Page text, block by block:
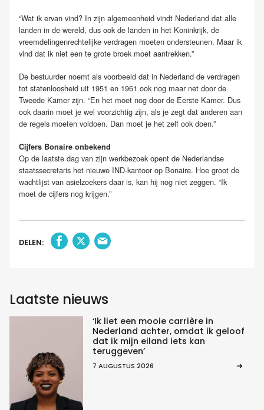
“Wat ik ervan vind? In zijn algemeenheid vindt Nederland dat alle
landen in de wereld, dus ook de landen in het Koninkrijk, de
vreemdelingenrechtelijke verdragen moeten ondersteunen. Maar ik
vind dat ik niet een te grote broek moet aantrekken.”
De bestuurder noemt als voorbeeld dat in Nederland de verdragen
tot statenloosheid uit 1951 en 1961 ook nog maar net door de
Tweede Kamer zijn. “En het moet nog door de Eerste Kamer. Dus
ook daarin moet je wel voorzichtig zijn, als je zegt dat anderen aan
de regels moeten voldoen. Dan moet je het zelf ook doen.”
Cijfers Bonaire onbekend
Op de laatste dag van zijn werkbezoek opent de Nederlandse
staatssecretaris het nieuwe IND-kantoor op Bonaire. Hoe groot de
wachtlijst van asielzoekers daar is, kan hij nog niet zeggen. “Ik
moet de cijfers nog krijgen.”
DELEN:
Laatste nieuws
‘Ik liet een mooie carrière in
Nederland achter, omdat ik geloof
dat ik mijn eiland iets kan
teruggeven’
7 AUGUSTUS 2026